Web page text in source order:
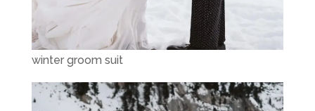
winter groom suit